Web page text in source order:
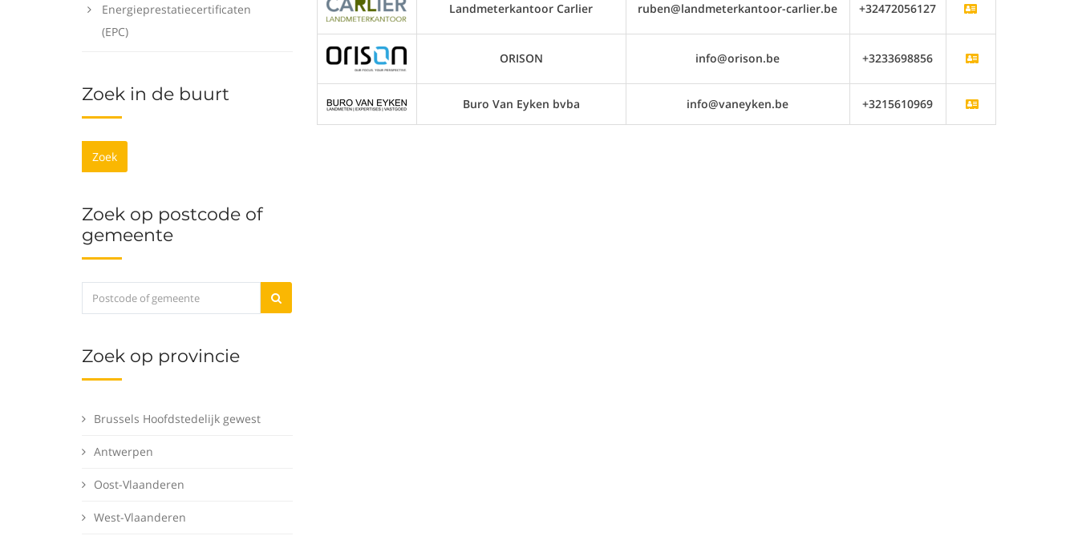
Energieprestatiecertificaten
(EPC)
Zoek in de buurt
Zoek
Zoek op postcode of
gemeente
Zoek op provincie
Brussels Hoofdstedelijk gewest
Antwerpen
Oost-Vlaanderen
West-Vlaanderen
Landmeterkantoor Carlier ruben@landmeterkantoor-carlier.be +32472056127
ORISON info@orison.be +3233698856
Buro Van Eyken bvba info@vaneyken.be +3215610969